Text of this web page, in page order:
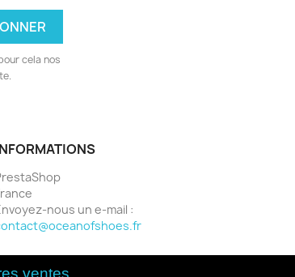
ventes
cela nos
nous un e-mail :